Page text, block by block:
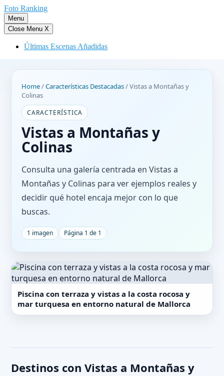
Saltar
al
contenido
Foto Ranking
Menu
Close Menu X
Últimas Escenas Añadidas
Home/Características Destacadas/Vistas a Montañas y
Colinas
CARACTERÍSTICA
Vistas a Montañas y
Colinas
Consulta una galería centrada en Vistas a
Montañas y Colinas para ver ejemplos reales y
decidir qué hotel encaja mejor con lo que
buscas.
1 imagen Página 1 de 1
Piscina con terraza y vistas a la costa rocosa y
mar turquesa en entorno natural de Mallorca
Destinos con Vistas a Montañas y